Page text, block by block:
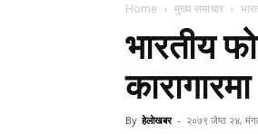
Home मुख्य समाचार
भारतीय
कारागारमा
By हेलाेखबर - २०७९ जेष्ठ २४,